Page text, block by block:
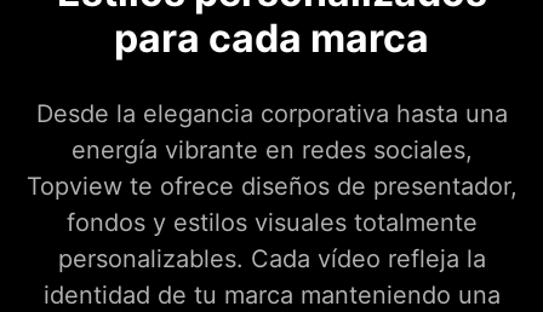
para cada marca
Desde la elegancia corporativa hasta una
energía vibrante en redes sociales,
Topview te ofrece diseños de presentador,
fondos y estilos visuales totalmente
personalizables. Cada vídeo refleja la
identidad de tu marca manteniendo una